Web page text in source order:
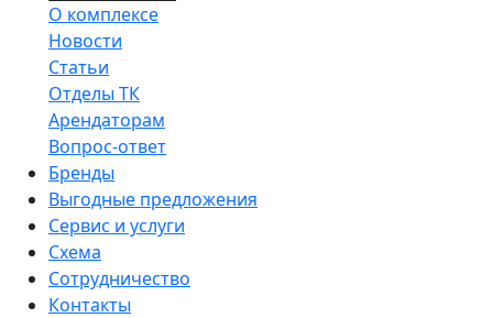
О комплексе
Новости
Статьи
Отделы ТК
Арендаторам
Вопрос-ответ
Бренды
Выгодные предложения
Сервис и услуги
Схема
Сотрудничество
Контакты